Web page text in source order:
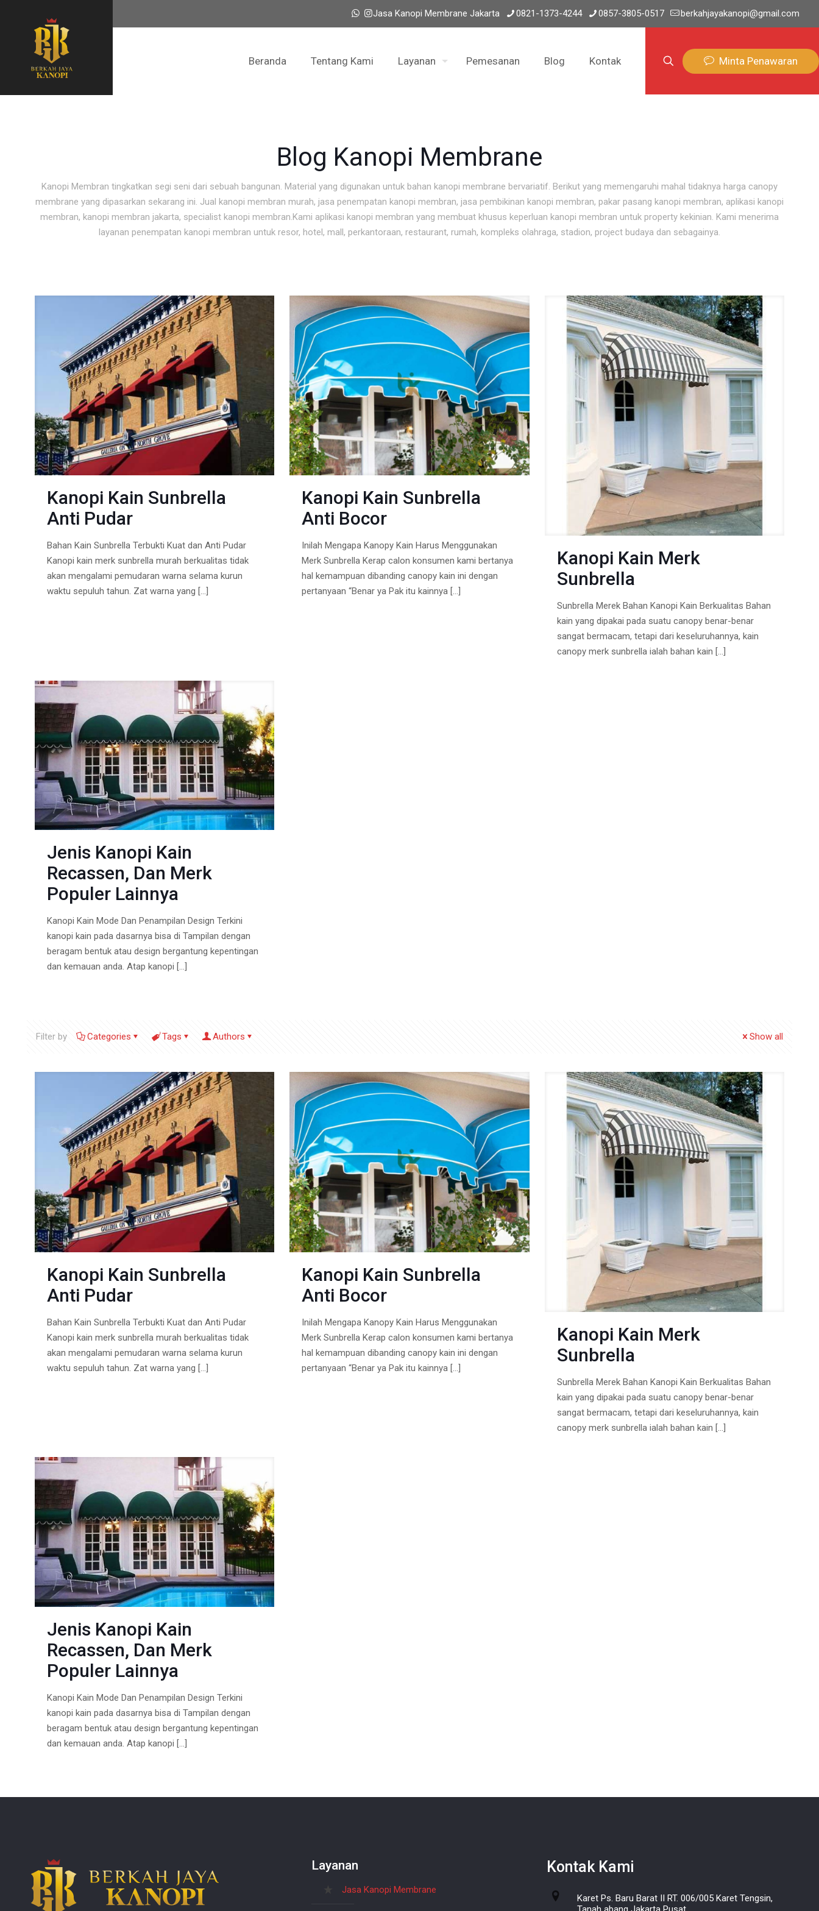
Jasa Kanopi Membrane Jakarta 0821-1373-4244 0857-3805-0517 berkahjayakanopi@gmail.com
Beranda Tentang Kami Layanan Pemesanan Blog Kontak Minta Penawaran
Blog Kanopi Membrane
Kanopi Membran tingkatkan segi seni dari sebuah bangunan. Material yang digunakan untuk bahan kanopi membrane bervariatif. Berikut yang memengaruhi mahal tidaknya harga canopy
membrane yang dipasarkan sekarang ini. Jual kanopi membran murah, jasa penempatan kanopi membran, jasa pembikinan kanopi membran, pakar pasang kanopi membran, aplikasi kanopi
membran, kanopi membran jakarta, specialist kanopi membran.Kami aplikasi kanopi membran yang membuat khusus keperluan kanopi membran untuk property kekinian. Kami menerima
layanan penempatan kanopi membran untuk resor, hotel, mall, perkantoraan, restaurant, rumah, kompleks olahraga, stadion, project budaya dan sebagainya.
Kanopi Kain Sunbrella
Anti Pudar
Bahan Kain Sunbrella Terbukti Kuat dan Anti Pudar
Kanopi kain merk sunbrella murah berkualitas tidak
akan mengalami pemudaran warna selama kurun
waktu sepuluh tahun. Zat warna yang […]
Kanopi Kain Sunbrella
Anti Bocor
Inilah Mengapa Kanopy Kain Harus Menggunakan
Merk Sunbrella Kerap calon konsumen kami bertanya
hal kemampuan dibanding canopy kain ini dengan
pertanyaan “Benar ya Pak itu kainnya […]
Kanopi Kain Merk
Sunbrella
Sunbrella Merek Bahan Kanopi Kain Berkualitas Bahan
kain yang dipakai pada suatu canopy benar-benar
sangat bermacam, tetapi dari keseluruhannya, kain
canopy merk sunbrella ialah bahan kain […]
Jenis Kanopi Kain
Recassen, Dan Merk
Populer Lainnya
Kanopi Kain Mode Dan Penampilan Design Terkini
kanopi kain pada dasarnya bisa di Tampilan dengan
beragam bentuk atau design bergantung kepentingan
dan kemauan anda. Atap kanopi […]
Filter by Categories Tags Authors Show all
Kanopi Kain Sunbrella
Anti Pudar
Bahan Kain Sunbrella Terbukti Kuat dan Anti Pudar
Kanopi kain merk sunbrella murah berkualitas tidak
akan mengalami pemudaran warna selama kurun
waktu sepuluh tahun. Zat warna yang […]
Kanopi Kain Sunbrella
Anti Bocor
Inilah Mengapa Kanopy Kain Harus Menggunakan
Merk Sunbrella Kerap calon konsumen kami bertanya
hal kemampuan dibanding canopy kain ini dengan
pertanyaan “Benar ya Pak itu kainnya […]
Kanopi Kain Merk
Sunbrella
Sunbrella Merek Bahan Kanopi Kain Berkualitas Bahan
kain yang dipakai pada suatu canopy benar-benar
sangat bermacam, tetapi dari keseluruhannya, kain
canopy merk sunbrella ialah bahan kain […]
Jenis Kanopi Kain
Recassen, Dan Merk
Populer Lainnya
Kanopi Kain Mode Dan Penampilan Design Terkini
kanopi kain pada dasarnya bisa di Tampilan dengan
beragam bentuk atau design bergantung kepentingan
dan kemauan anda. Atap kanopi […]
Layanan
Jasa Kanopi Membrane
Kontak Kami
Karet Ps. Baru Barat II RT. 006/005 Karet Tengsin,